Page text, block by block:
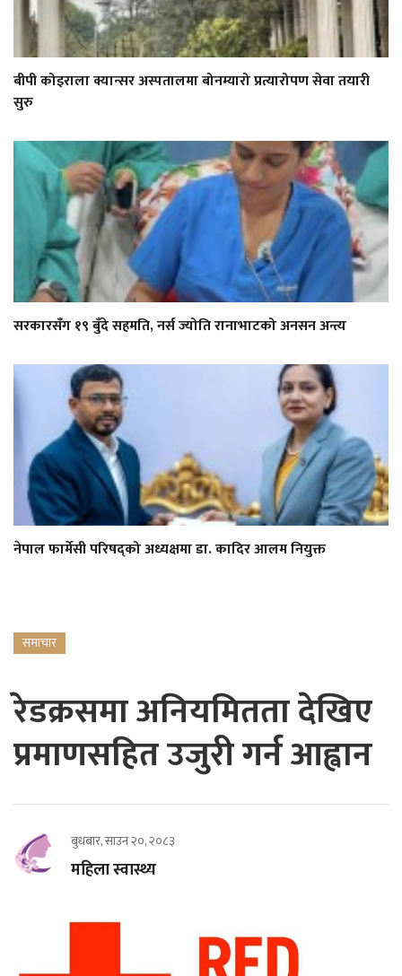
बीपी कोइराला क्यान्सर अस्पतालमा बोनम्यारो प्रत्यारोपण सेवा तयारी
सुरु
सरकारसँग १९ बुँदे सहमति, नर्स ज्योति रानाभाटको अनसन अन्त्य
नेपाल फार्मेसी परिषद्को अध्यक्षमा डा. कादिर आलम नियुक्त
समाचार
रेडक्रसमा अनियमितता देखिए
प्रमाणसहित उजुरी गर्न आह्वान
बुधबार, साउन २०, २०८३
महिला स्वास्थ्य